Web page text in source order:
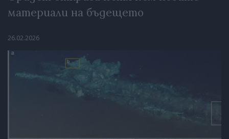
материали на бъдещето
26.02.2026